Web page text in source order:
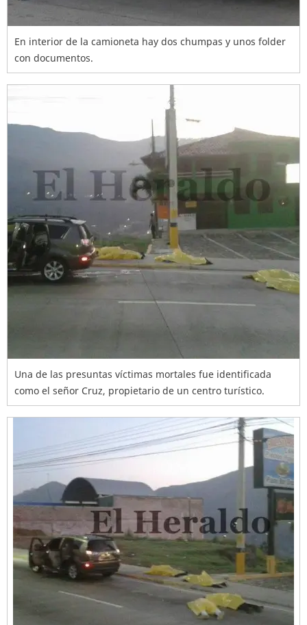
En interior de la camioneta hay dos chumpas y unos folder
con documentos.
Una de las presuntas víctimas mortales fue identificada
como el señor Cruz, propietario de un centro turístico.